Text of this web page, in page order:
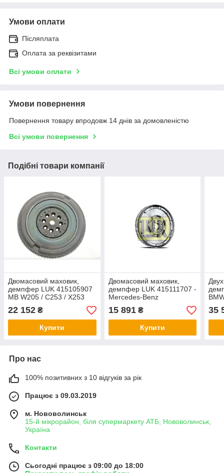
Умови оплати
Післяплата
Оплата за реквізитами
Всі умови оплати
Умови повернення
Повернення товару впродовж 14 днів за домовленістю
Всі умови повернення
Подібні товари компанії
Двомасовий маховик,
демпфер LUK 415105907
MB W205 / C253 / X253
2,0 15-19
22 152 ₴
Купити
Двомасовий маховик,
демпфер LUK 415111707 -
Mercedes-Benz
X254/W206/C167 2,0 4-
MATIC 21-
15 891₴
Купити
14-
35
Про нас
100% позитивних з 10 відгуків за рік
Працює з 09.03.2019
м. Нововолинськ
15-й мікрорайон, біля супермаркету АТБ, Нововолинськ,
Україна
Контакти
Сьогодні працює з 09:00 до 18:00